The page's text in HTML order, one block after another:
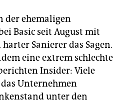
der ehemaligen
Basic seit August mit
Sanierer das Sagen.
eine extrem schlechte
Insider: Viele
Unternehmen
unter den